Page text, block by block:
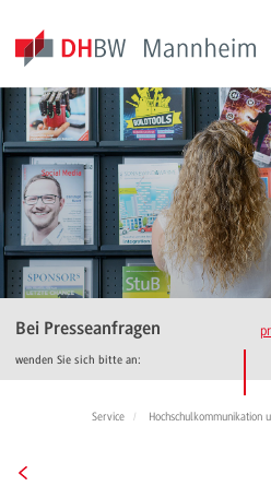
Bei Presseanfragen
wenden Sie sich bitte an:
Service Hochschulkommunikation